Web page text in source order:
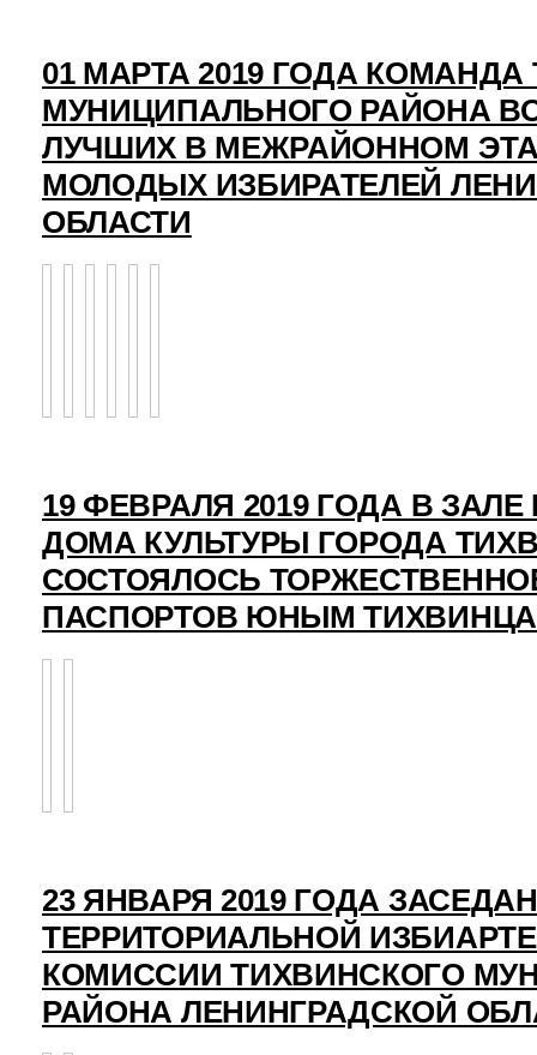
01 МАРТА 2019 ГОДА
МУНИЦИПАЛЬНОГО РАЙОНА
ЛУЧШИХ В МЕЖРАЙОННОМ
МОЛОДЫХ ИЗБИРАТЕЛЕЙ
ОБЛАСТИ
19 ФЕВРАЛЯ 2019 ГОДА В
ДОМА КУЛЬТУРЫ ГОРОДА
СОСТОЯЛОСЬ
ПАСПОРТОВ ЮНЫМ
23 ЯНВАРЯ 2019 ГОДА
ТЕРРИТОРИАЛЬНОЙ
КОМИССИИ ТИХВИНСКОГО
РАЙОНА ЛЕНИНГРАДСКОЙ